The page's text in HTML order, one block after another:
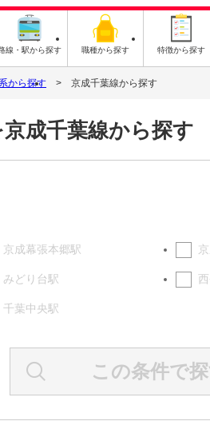
線・駅から探す 職種から探す 特徴から探す
から探す 京成千葉線から探す
成千葉線から探す
京成幕張本郷駅
みどり台駅
千葉中央駅
この条件で